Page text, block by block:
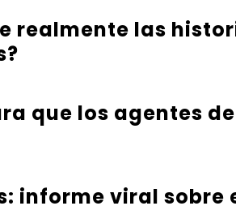
realmente las
que los agentes
informe viral